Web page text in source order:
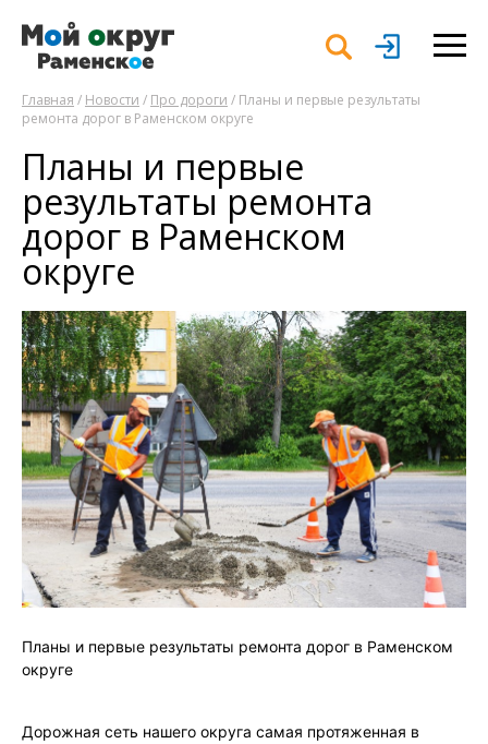
Главная / Новости / Про дороги / Планы и первые результаты
ремонта дорог в Раменском округе
Планы и первые
результаты ремонта
дорог в Раменском
округе
Планы и первые результаты ремонта дорог в Раменском
округе
Дорожная сеть нашего округа самая протяженная в